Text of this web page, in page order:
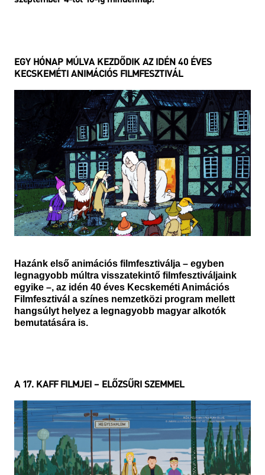
EGY HÓNAP MÚLVA KEZDŐDIK AZ IDÉN 40 ÉVES
KECSKEMÉTI ANIMÁCIÓS FILMFESZTIVÁL
Hazánk első animációs filmfesztiválja – egyben
legnagyobb múltra visszatekintő filmfesztiváljaink
egyike –, az idén 40 éves Kecskeméti Animációs
Filmfesztivál a színes nemzetközi program mellett
hangsúlyt helyez a legnagyobb magyar alkotók
bemutatására is.
A 17. KAFF FILMJEI – ELŐZSŰRI SZEMMEL